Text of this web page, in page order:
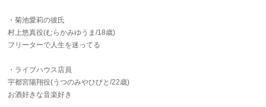
・菊池愛莉の彼氏
村上悠真役(むらかみゆうま/18歳)
フリーターで人生を迷ってる
・ライブハウス店員
宇都宮陽翔役(うつのみやひびと/22歳)
お酒好きな音楽好き